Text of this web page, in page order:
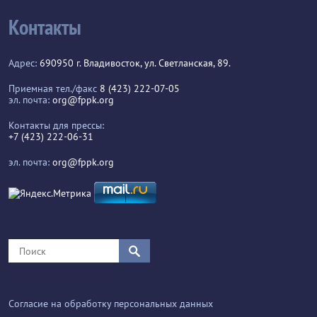
Контакты
Адрес: 690950 г. Владивосток, ул. Светланская, 89.
Приемная тел./факс 8 (423) 222-07-05
эл. почта: org@fppk.org
Контакты для прессы:
+7 (423) 222-06-31
эл. почта: org@fppk.org
Согласие на обработку персональных данных